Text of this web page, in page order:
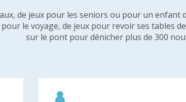
de jeux pour les seniors ou pour un
le voyage, de jeux pour revoir ses tables
sur le pont pour dénicher plus de 300